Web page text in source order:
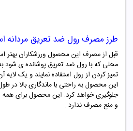
طرز مصرف رول ضد تعریق مردانه
قبل از مصرف این محصول ورزشکاران بهتر
محلی که با رول ضد تعریق پوشانده ی شود
تمیز کردن از رول استفاده نمایند و یک لایه
این محصول به راحتی با ماندگاری بالا در
جلوگیری خواهد کرد. این محصول برای
و منع مصرف ندارد .